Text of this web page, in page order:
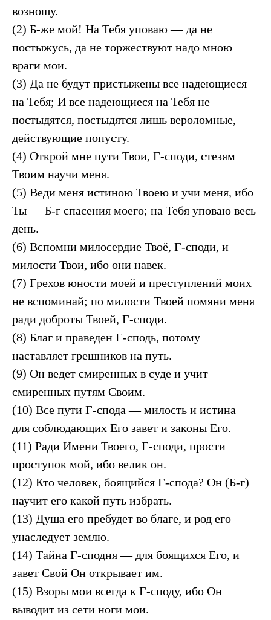
возношу.
(2) Б-же мой! На Тебя уповаю — да не
постыжусь, да не торжествуют надо мною
враги мои.
(3) Да не будут пристыжены все надеющиеся
на Тебя; И все надеющиеся на Тебя не
постыдятся, постыдятся лишь вероломные,
действующие попусту.
(4) Открой мне пути Твои, Г-споди, стезям
Твоим научи меня.
(5) Веди меня истиною Твоею и учи меня, ибо
Ты — Б-г спасения моего; на Тебя уповаю весь
день.
(6) Вспомни милосердие Твоё, Г-споди, и
милости Твои, ибо они навек.
(7) Грехов юности моей и преступлений моих
не вспоминай; по милости Твоей помяни меня
ради доброты Твоей, Г-споди.
(8) Благ и праведен Г-сподь, потому
наставляет грешников на путь.
(9) Он ведет смиренных в суде и учит
смиренных путям Своим.
(10) Все пути Г-спода — милость и истина
для соблюдающих Его завет и законы Его.
(11) Ради Имени Твоего, Г-споди, прости
проступок мой, ибо велик он.
(12) Кто человек, боящийся Г-спода? Он (Б-г)
научит его какой путь избрать.
(13) Душа его пребудет во благе, и род его
унаследует землю.
(14) Тайна Г-сподня — для боящихся Его, и
завет Свой Он открывает им.
(15) Взоры мои всегда к Г-споду, ибо Он
выводит из сети ноги мои.